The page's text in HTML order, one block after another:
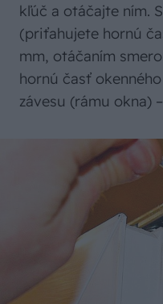
kľúč a otáčajte ním.
(priťahujete hornú
mm, otáčaním
hornú časť
závesu (rámu okna)